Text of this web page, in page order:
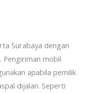
Surabaya dengan
mobil
apabila pemilik
dijalan. Seperti